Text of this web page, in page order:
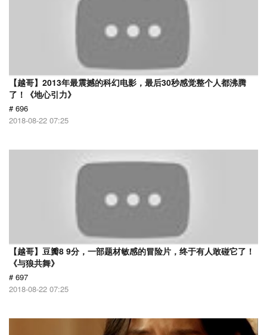
【越哥】2013年最震撼的科幻电影，最后30秒感觉整个人都沸腾
了！《地心引力》
# 696
2018-08-22 07:25
【越哥】豆瓣8 9分，一部题材敏感的冒险片，终于有人敢碰它了！
《与狼共舞》
# 697
2018-08-22 07:25